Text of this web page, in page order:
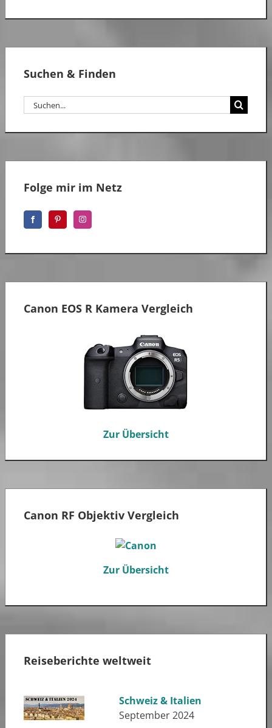
Suchen & Finden
Suche
nach:
Folge mir im Netz
Canon EOS R Kamera Vergleich
Zur Übersicht
Canon RF Objektiv Vergleich
Zur Übersicht
Reiseberichte weltweit
Schweiz & Italien
September 2024